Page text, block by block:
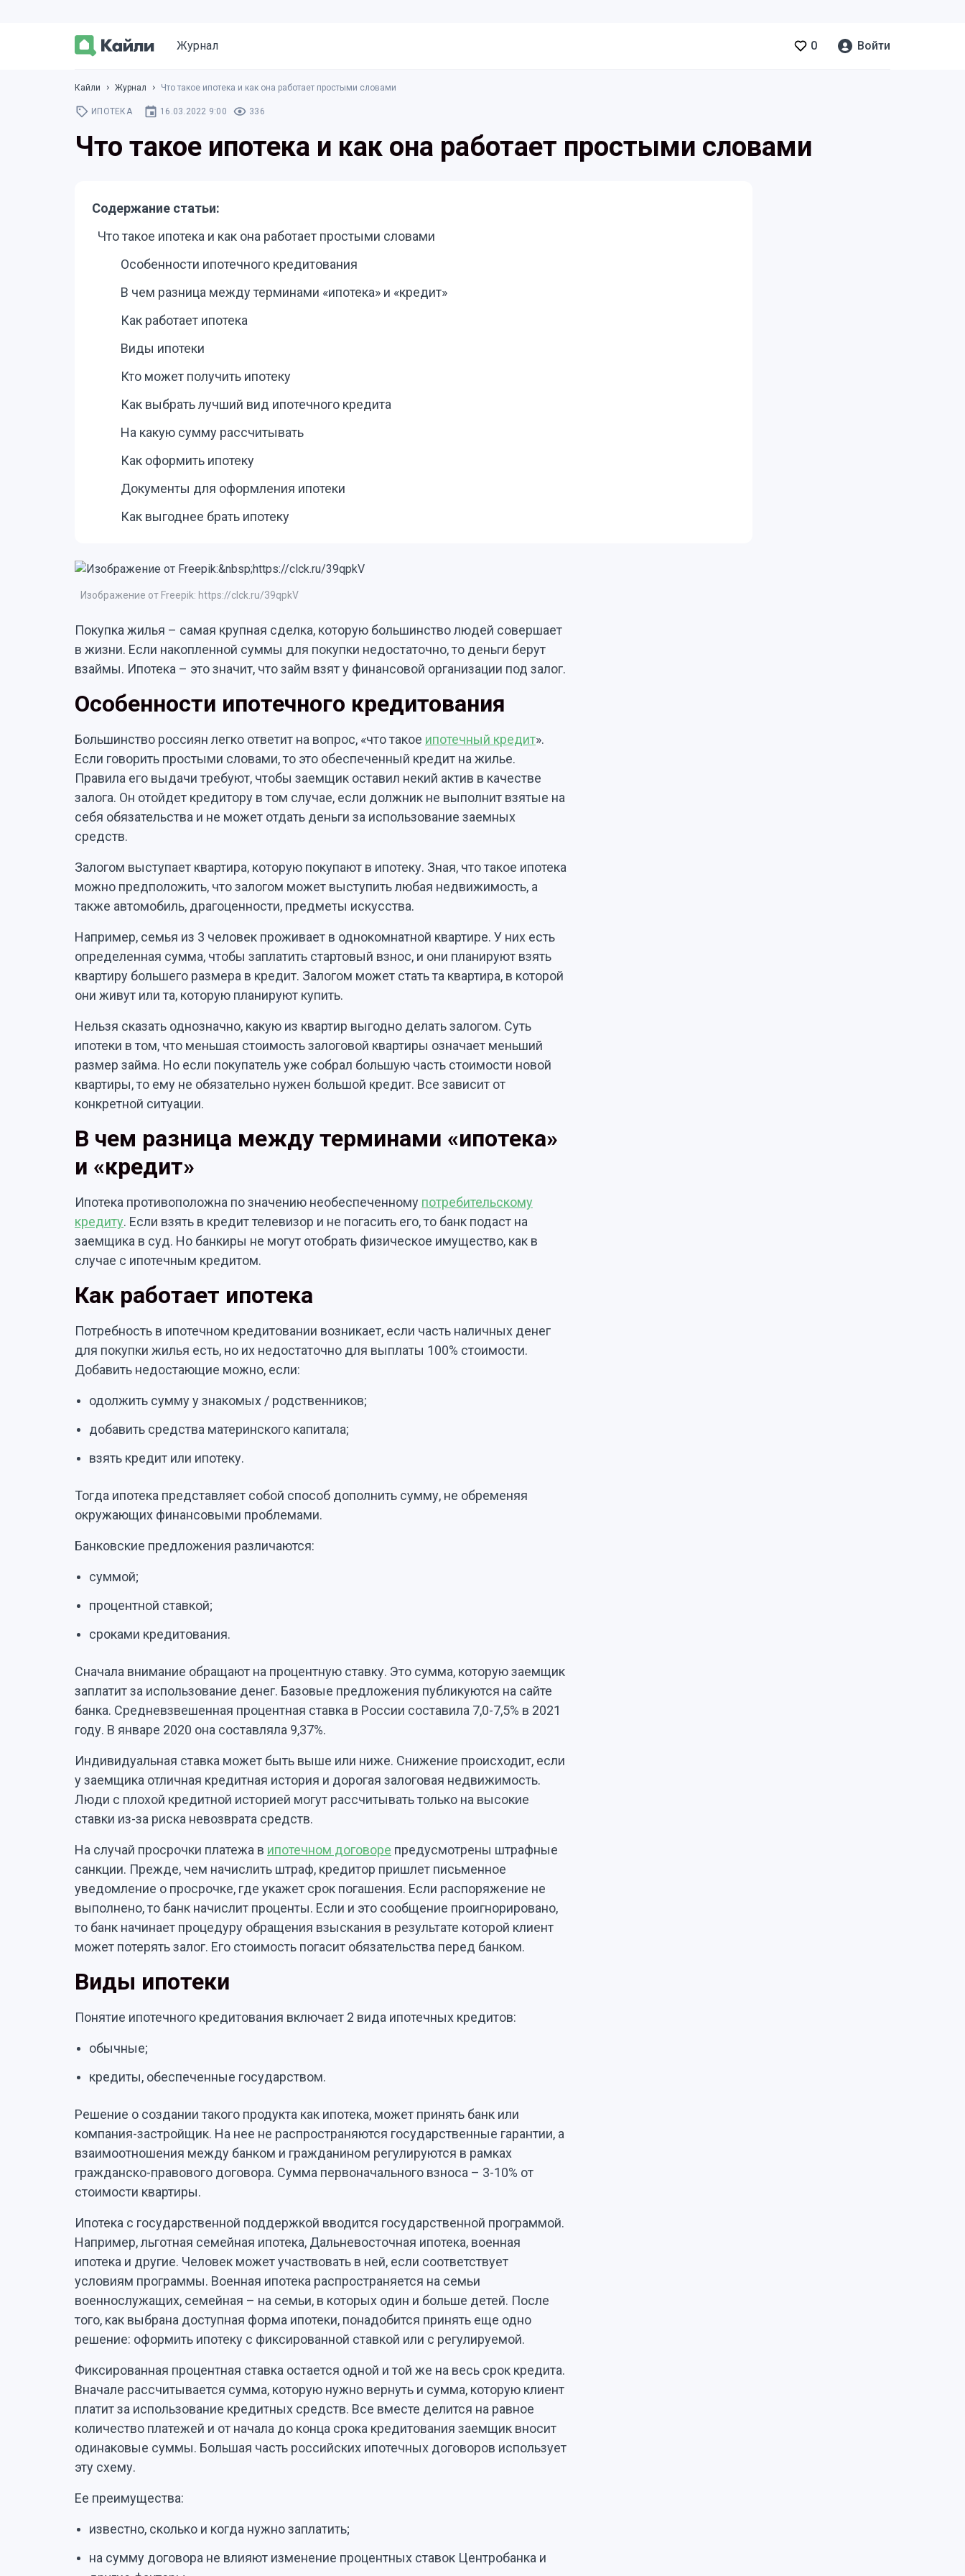
Журнал 0 Войти
Кайли Журнал Что такое ипотека и как она работает простыми словами
ИПОТЕКА 16.03.2022 9:00 336
Что такое ипотека и как она работает простыми словами
Содержание статьи:
Что такое ипотека и как она работает простыми словами
Особенности ипотечного кредитования
В чем разница между терминами «ипотека» и «кредит»
Как работает ипотека
Виды ипотеки
Кто может получить ипотеку
Как выбрать лучший вид ипотечного кредита
На какую сумму рассчитывать
Как оформить ипотеку
Документы для оформления ипотеки
Как выгоднее брать ипотеку
Изображение от Freepik: https://clck.ru/39qpkV
Покупка жилья – самая крупная сделка, которую большинство людей совершает
в жизни. Если накопленной суммы для покупки недостаточно, то деньги берут
взаймы. Ипотека – это значит, что займ взят у финансовой организации под залог.
Особенности ипотечного кредитования
Большинство россиян легко ответит на вопрос, «что такое ипотечный кредит».
Если говорить простыми словами, то это обеспеченный кредит на жилье.
Правила его выдачи требуют, чтобы заемщик оставил некий актив в качестве
залога. Он отойдет кредитору в том случае, если должник не выполнит взятые на
себя обязательства и не может отдать деньги за использование заемных
средств.
Залогом выступает квартира, которую покупают в ипотеку. Зная, что такое ипотека
можно предположить, что залогом может выступить любая недвижимость, а
также автомобиль, драгоценности, предметы искусства.
Например, семья из 3 человек проживает в однокомнатной квартире. У них есть
определенная сумма, чтобы заплатить стартовый взнос, и они планируют взять
квартиру большего размера в кредит. Залогом может стать та квартира, в которой
они живут или та, которую планируют купить.
Нельзя сказать однозначно, какую из квартир выгодно делать залогом. Суть
ипотеки в том, что меньшая стоимость залоговой квартиры означает меньший
размер займа. Но если покупатель уже собрал большую часть стоимости новой
квартиры, то ему не обязательно нужен большой кредит. Все зависит от
конкретной ситуации.
В чем разница между терминами «ипотека»
и «кредит»
Ипотека противоположна по значению необеспеченному потребительскому
кредиту. Если взять в кредит телевизор и не погасить его, то банк подаст на
заемщика в суд. Но банкиры не могут отобрать физическое имущество, как в
случае с ипотечным кредитом.
Как работает ипотека
Потребность в ипотечном кредитовании возникает, если часть наличных денег
для покупки жилья есть, но их недостаточно для выплаты 100% стоимости.
Добавить недостающие можно, если:
одолжить сумму у знакомых / родственников;
добавить средства материнского капитала;
взять кредит или ипотеку.
Тогда ипотека представляет собой способ дополнить сумму, не обременяя
окружающих финансовыми проблемами.
Банковские предложения различаются:
суммой;
процентной ставкой;
сроками кредитования.
Сначала внимание обращают на процентную ставку. Это сумма, которую заемщик
заплатит за использование денег. Базовые предложения публикуются на сайте
банка. Средневзвешенная процентная ставка в России составила 7,0-7,5% в 2021
году. В январе 2020 она составляла 9,37%.
Индивидуальная ставка может быть выше или ниже. Снижение происходит, если
у заемщика отличная кредитная история и дорогая залоговая недвижимость.
Люди с плохой кредитной историей могут рассчитывать только на высокие
ставки из-за риска невозврата средств.
На случай просрочки платежа в ипотечном договоре предусмотрены штрафные
санкции. Прежде, чем начислить штраф, кредитор пришлет письменное
уведомление о просрочке, где укажет срок погашения. Если распоряжение не
выполнено, то банк начислит проценты. Если и это сообщение проигнорировано,
то банк начинает процедуру обращения взыскания в результате которой клиент
может потерять залог. Его стоимость погасит обязательства перед банком.
Виды ипотеки
Понятие ипотечного кредитования включает 2 вида ипотечных кредитов:
обычные;
кредиты, обеспеченные государством.
Решение о создании такого продукта как ипотека, может принять банк или
компания-застройщик. На нее не распространяются государственные гарантии, а
взаимоотношения между банком и гражданином регулируются в рамках
гражданско-правового договора. Сумма первоначального взноса – 3-10% от
стоимости квартиры.
Ипотека с государственной поддержкой вводится государственной программой.
Например, льготная семейная ипотека, Дальневосточная ипотека, военная
ипотека и другие. Человек может участвовать в ней, если соответствует
условиям программы. Военная ипотека распространяется на семьи
военнослужащих, семейная – на семьи, в которых один и больше детей. После
того, как выбрана доступная форма ипотеки, понадобится принять еще одно
решение: оформить ипотеку с фиксированной ставкой или с регулируемой.
Фиксированная процентная ставка остается одной и той же на весь срок кредита.
Вначале рассчитывается сумма, которую нужно вернуть и сумма, которую клиент
платит за использование кредитных средств. Все вместе делится на равное
количество платежей и от начала до конца срока кредитования заемщик вносит
одинаковые суммы. Большая часть российских ипотечных договоров использует
эту схему.
Ее преимущества:
известно, сколько и когда нужно заплатить;
на сумму договора не влияют изменение процентных ставок Центробанка и